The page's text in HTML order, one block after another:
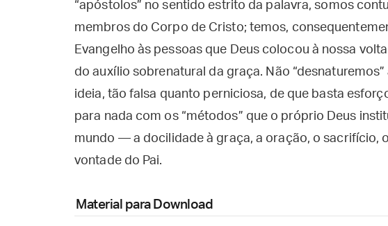
“apóstolos” no sentido estrito da palavra, somos
membros do Corpo de Cristo; temos,
Evangelho às pessoas que Deus colocou à nossa volta
do auxílio sobrenatural da graça. Não
ideia, tão falsa quanto perniciosa, de que basta
para nada com os “métodos” que o próprio Deus
mundo — a docilidade à graça, a oração, o sacrifício,
vontade do Pai.
Material para Download